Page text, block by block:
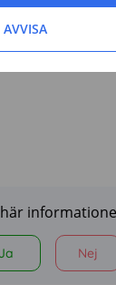
AVVISA
Ja Nej